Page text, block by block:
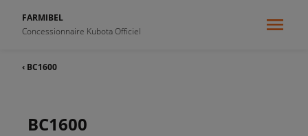
FARMIBEL
Concessionnaire Kubota Officiel
‹ BC1600
BC1600